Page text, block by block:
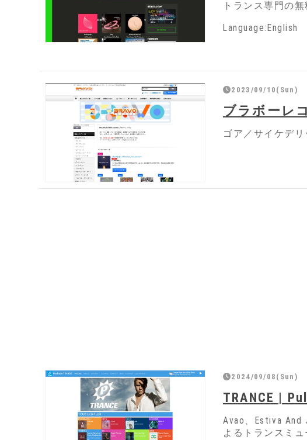
トランス専門の
2023/09/10(Sun)
ブラボーレ
ゴア／サイケデ
2024/09/08(Sun)
TRANCE |
Avao、Estiva And
よるトランスミ